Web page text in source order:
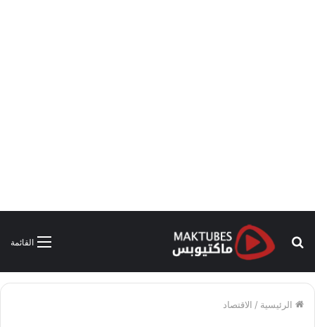
القائمة
بحث
الرئيسية / الاقتصاد